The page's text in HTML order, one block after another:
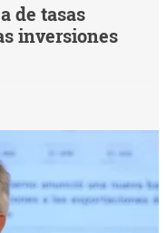
de tasas
inversiones